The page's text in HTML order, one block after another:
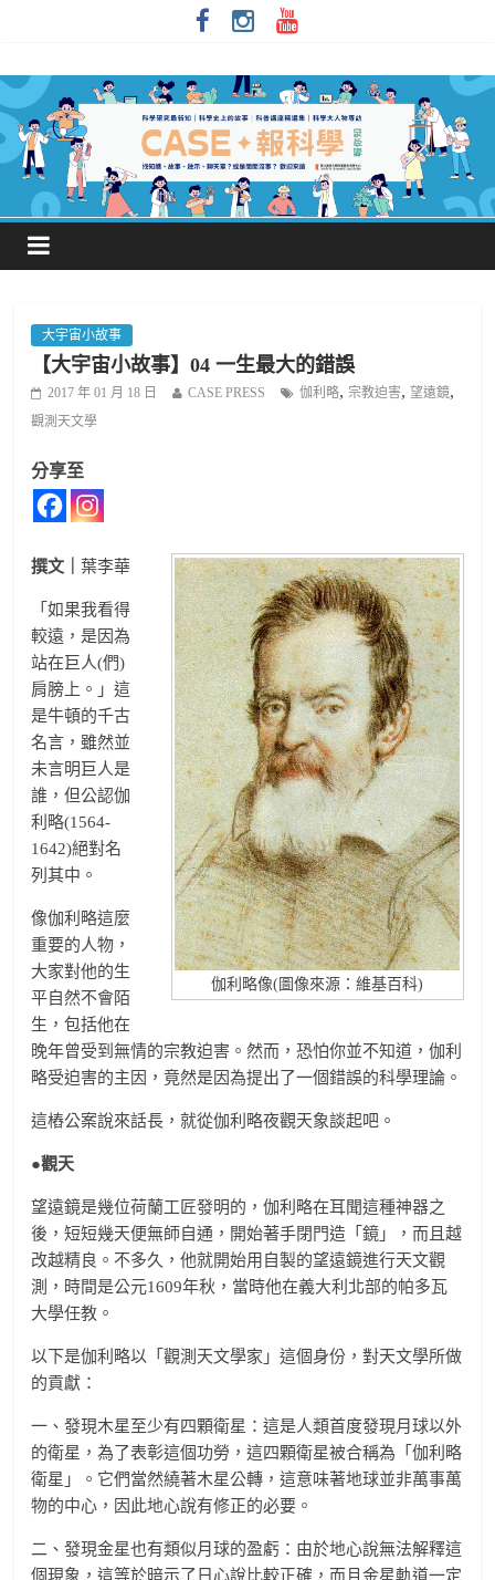
大宇宙小故事
【大宇宙小故事】04 一生最大的錯誤
2017 年 01 月 18 日 CASE PRESS 伽利略,宗教迫害,望遠鏡,
觀測天文學
分享至
伽利略像(圖像來源：維基百科)
撰文｜葉李華
「如果我看得
較遠，是因為
站在巨人(們)
肩膀上。」這
是牛頓的千古
名言，雖然並
未言明巨人是
誰，但公認伽
利略(1564-
1642)絕對名
列其中。
像伽利略這麼
重要的人物，
大家對他的生
平自然不會陌
生，包括他在
晚年曾受到無情的宗教迫害。然而，恐怕你並不知道，伽利
略受迫害的主因，竟然是因為提出了一個錯誤的科學理論。
這樁公案說來話長，就從伽利略夜觀天象談起吧。
●觀天
望遠鏡是幾位荷蘭工匠發明的，伽利略在耳聞這種神器之
後，短短幾天便無師自通，開始著手閉門造「鏡」，而且越
改越精良。不多久，他就開始用自製的望遠鏡進行天文觀
測，時間是公元1609年秋，當時他在義大利北部的帕多瓦
大學任教。
以下是伽利略以「觀測天文學家」這個身份，對天文學所做
的貢獻：
一、發現木星至少有四顆衛星：這是人類首度發現月球以外
的衛星，為了表彰這個功勞，這四顆衛星被合稱為「伽利略
衛星」。它們當然繞著木星公轉，這意味著地球並非萬事萬
物的中心，因此地心說有修正的必要。
二、發現金星也有類似月球的盈虧：由於地心說無法解釋這
個現象，這等於暗示了日心說比較正確，而且金星軌道一定